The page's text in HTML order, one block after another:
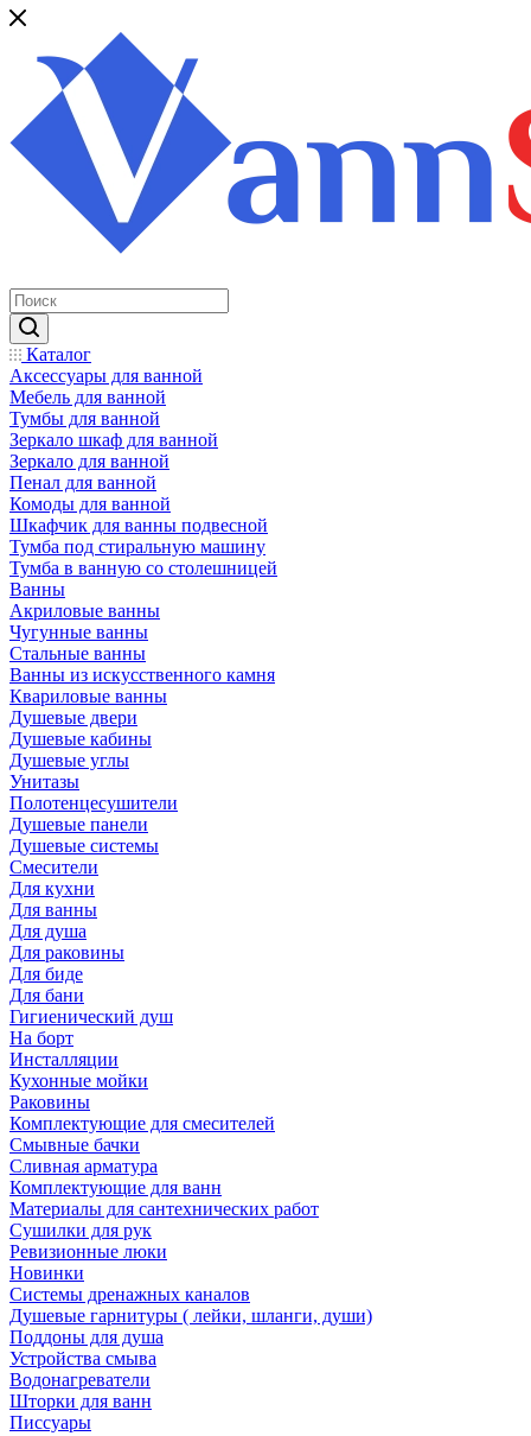
Каталог
Аксессуары для ванной
Мебель для ванной
Тумбы для ванной
Зеркало шкаф для ванной
Зеркало для ванной
Пенал для ванной
Комоды для ванной
Шкафчик для ванны подвесной
Тумба под стиральную машину
Тумба в ванную со столешницей
Ванны
Акриловые ванны
Чугунные ванны
Стальные ванны
Ванны из искусственного камня
Квариловые ванны
Душевые двери
Душевые кабины
Душевые углы
Унитазы
Полотенцесушители
Душевые панели
Душевые системы
Смесители
Для кухни
Для ванны
Для душа
Для раковины
Для биде
Для бани
Гигиенический душ
На борт
Инсталляции
Кухонные мойки
Раковины
Комплектующие для смесителей
Смывные бачки
Сливная арматура
Комплектующие для ванн
Материалы для сантехнических работ
Сушилки для рук
Ревизионные люки
Новинки
Системы дренажных каналов
Душевые гарнитуры ( лейки, шланги, души)
Поддоны для душа
Устройства смыва
Водонагреватели
Шторки для ванн
Писсуары